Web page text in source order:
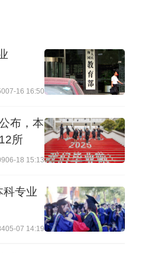
负面清单，重点内
党反社会主义、分
、美化侵略等错误言
介、试卷试题等传播
反规定频繁组织考
担；严禁违规安排
生课间休息；严禁提
有违常理认知、违背
纪条款。清单还对不
07-16 16:50
布，本
所
06-18 15:13
科专业
05-07 14:19